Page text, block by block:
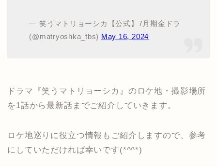
— 笑うマトリョーシカ【公式】7月期金ドラ
(@matryoshka_tbs) May 16, 2024
ドラマ『笑うマトリョーシカ』のロケ地・撮影場所
を1話から最新話までご紹介していきます。
ロケ地巡りに役立つ情報もご紹介しますので、参考
にしていただければ幸いです(*^^*)